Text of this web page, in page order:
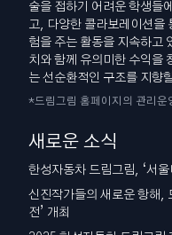
술을 접하기 어려운 학생들
고, 다양한 콜라보레이션을
험을 주는 활동을 지속하고
치와 함께 유의미한 수익을
는 선순환적인 구조를 지향
*드림그림 홈페이지의 관리운
새로운 소식
한성자동차 드림그림, ‘서
신진작가들의 새로운 항해,
전’ 개최